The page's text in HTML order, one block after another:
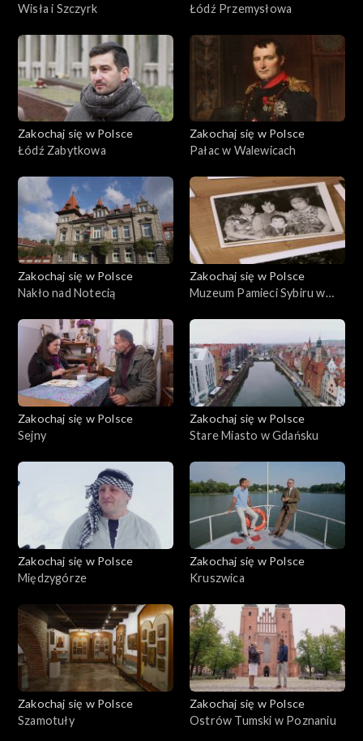
Wisła i Szczyrk
Łódź Przemysłowa
Zakochaj się w Polsce
Łódź Zabytkowa
Zakochaj się w Polsce
Pałac w Walewicach
Zakochaj się w Polsce
Nakło nad Notecią
Zakochaj się w Polsce
Muzeum Pamieci Sybiru w
Zakochaj się w Polsce
Sejny
Zakochaj się w Polsce
Stare Miasto w Gdańsku
Zakochaj się w Polsce
Międzygórze
Zakochaj się w Polsce
Kruszwica
Zakochaj się w Polsce
Szamotuły
Zakochaj się w Polsce
Ostrów Tumski w Poznaniu